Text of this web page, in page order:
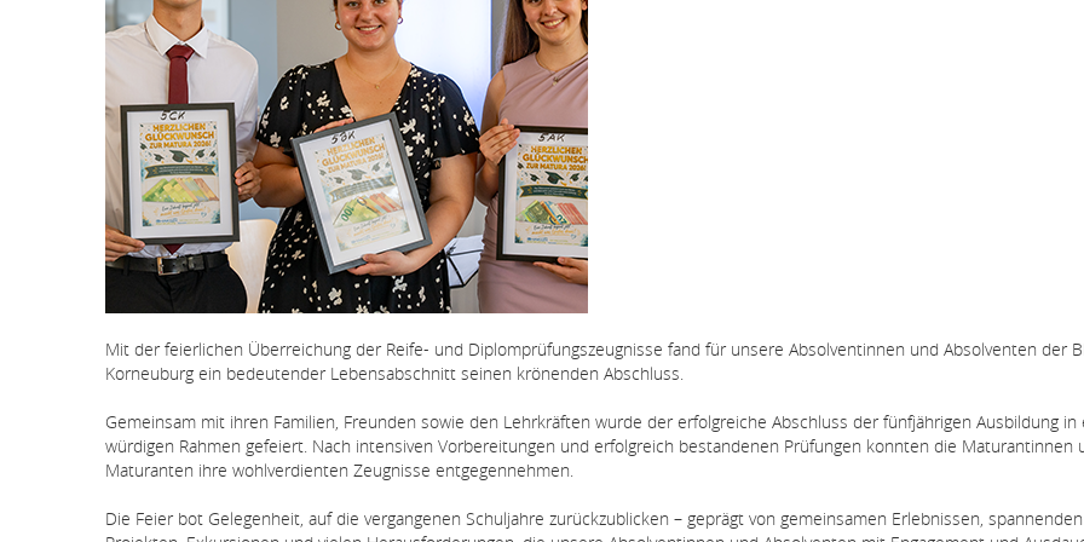
Mit der feierlichen Überreichung der Reife- und Diplomprüfungszeugnisse fand für unsere Absolventinnen und Absolventen der
Korneuburg ein bedeutender Lebensabschnitt seinen krönenden Abschluss.
Gemeinsam mit ihren Familien, Freunden sowie den Lehrkräften wurde der erfolgreiche Abschluss der fünfjährigen Ausbildung in
würdigen Rahmen gefeiert. Nach intensiven Vorbereitungen und erfolgreich bestandenen Prüfungen konnten die Maturantinnen
Maturanten ihre wohlverdienten Zeugnisse entgegennehmen.
Die Feier bot Gelegenheit, auf die vergangenen Schuljahre zurückzublicken – geprägt von gemeinsamen Erlebnissen, spannenden